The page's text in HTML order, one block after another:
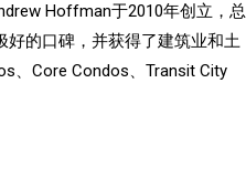
Hoffman于2010年创立，总
好的口碑，并获得了建筑业和土
、Core Condos、Transit City